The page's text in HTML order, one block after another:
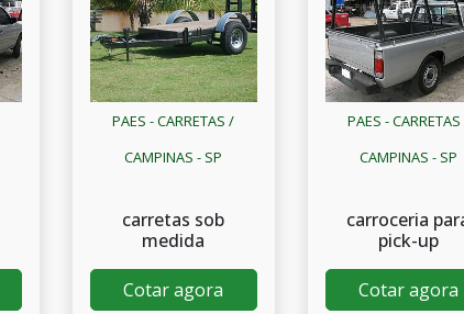
PAES - CARRETAS /
CAMPINAS - SP
carretas sob
medida
Cotar agora
PAES -
CAMPINAS - SP
carroceria
pick-up
Cotar agora